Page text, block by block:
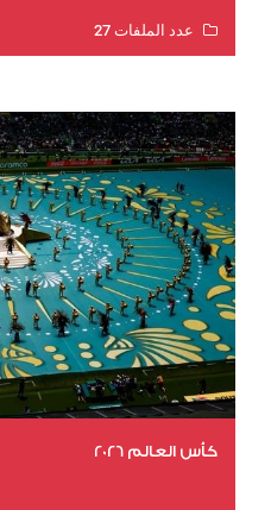
عدد الملفات 27
كأس العالم 2026